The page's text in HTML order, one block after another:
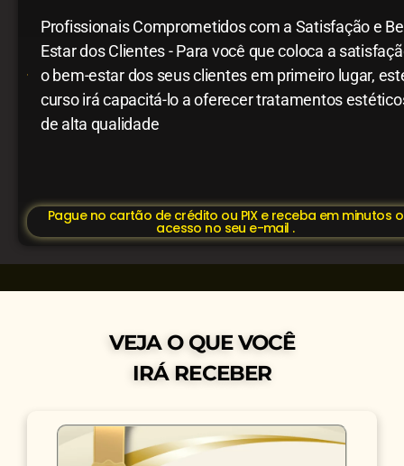
Profissionais Comprometidos com a Satisfação e
Estar dos Clientes - Para você que coloca a
o bem-estar dos seus clientes em primeiro lugar,
curso irá capacitá-lo a oferecer tratamentos
de alta qualidade
Pague no cartão de crédito ou PIX e receba em minutos o
acesso no seu e-mail .
VEJA O QUE VOCÊ
IRÁ RECEBER